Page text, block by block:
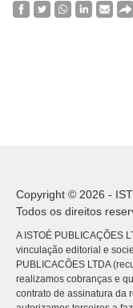
Copyright © 2026 -
Todos os direitos
A ISTOÉ PUBLICAÇÕES
vinculação editorial e
PUBLICACÕES LTDA
realizamos cobranças e
contrato de assinatura da